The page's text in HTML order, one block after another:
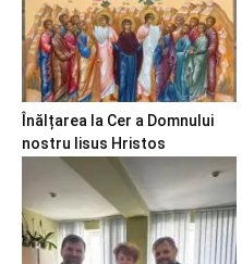
Înălțarea la Cer a Domnului
nostru Iisus Hristos